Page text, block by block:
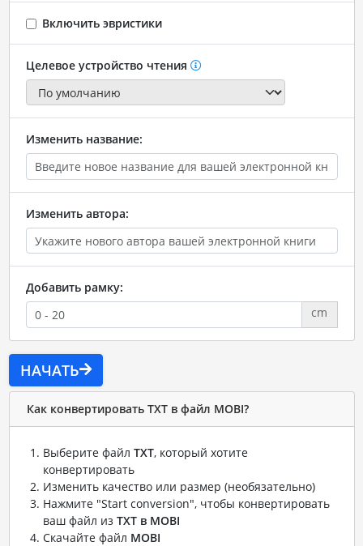
Включить эвристики
Целевое устройство чтения
Изменить название:
Изменить автора:
Добавить рамку:
cm
НАЧАТЬ
Как конвертировать TXT в файл MOBI?
Выберите файл TXT, который хотите
конвертировать
Изменить качество или размер (необязательно)
Нажмите "Start conversion", чтобы конвертировать
ваш файл из TXT в MOBI
Скачайте файл MOBI